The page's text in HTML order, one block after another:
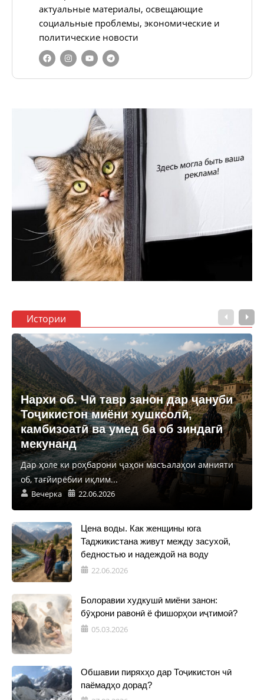
актуальные материалы, освещающие
социальные проблемы, экономические и
политические новости
Истории
Нархи об. Чӣ тавр занон дар ҷануби
Тоҷикистон миёни хушксолӣ,
камбизоатӣ ва умед ба об зиндагӣ
мекунанд
Дар ҳоле ки роҳбарони ҷаҳон масъалаҳои амнияти
об, тағйирёбии иқлим...
Вечерка 22.06.2026
Цена воды. Как женщины юга
Таджикистана живут между засухой,
бедностью и надеждой на воду
22.06.2026
Болоравии худкушӣ миёни занон:
бӯҳрони равонӣ ё фишорҳои иҷтимоӣ?
05.03.2026
Обшавии пиряхҳо дар Тоҷикистон чӣ
паёмадҳо дорад?